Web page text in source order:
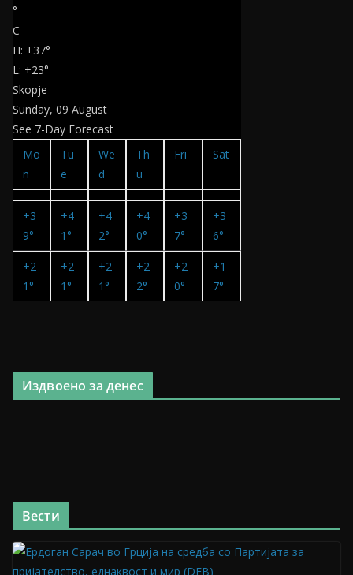
°
C
H: +37°
L: +23°
Skopje
Sunday, 09 August
See 7-Day Forecast
Mo
n
Tu
e
We
d
Th
u
Fri Sat
+3
9°
+4
1°
+4
2°
+4
0°
+3
7°
+3
6°
+2
1°
+2
1°
+2
1°
+2
2°
+2
0°
+1
7°
Издвоено за денес
Вести